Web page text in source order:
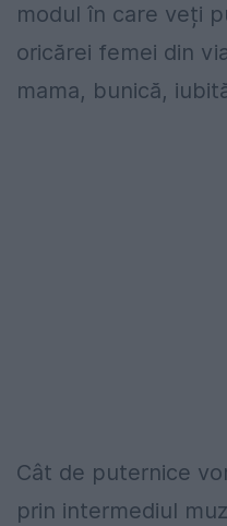
modul în care veți
oricărei femei din
mama, bunică,
Cât de puternice
prin intermediul